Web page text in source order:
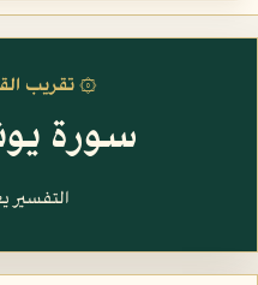
۞ تقريب
سورة
التفسير